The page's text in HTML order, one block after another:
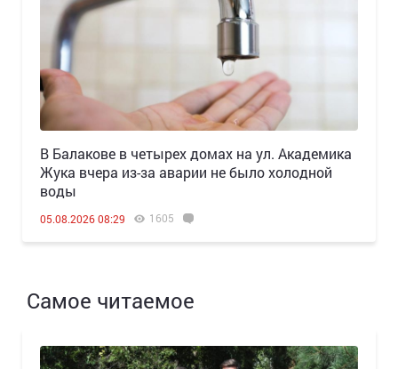
В Балакове в четырех домах на ул. Академика
Жука вчера из-за аварии не было холодной
воды
05.08.2026 08:29 1605
Самое читаемое